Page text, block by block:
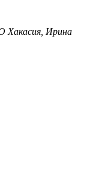
Хакасия, Ирина